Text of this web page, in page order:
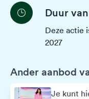
Duur
Deze actie
2027
Ander aanbod
Je kunt